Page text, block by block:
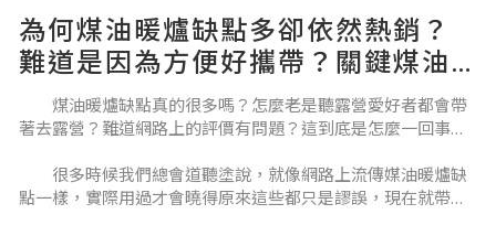
📍攤位號碼：B004
–
森之露將大坪數展出，絕對讓各位收穫滿滿回家! 優惠也絕對
打到骨折!
4天展期將推出專屬活動
為何煤油暖爐缺點多卻依然熱銷？
難道是因為方便好攜帶？關鍵煤油
暖爐優點報你知！
煤油暖爐缺點真的很多嗎？怎麼老是聽露營愛好者都會帶
著去露營？難道網路上的評價有問題？這到底是怎麼一回事…
很多時候我們總會道聽塗說，就像網路上流傳媒油暖爐缺
點一樣，實際用過才會曉得原來這些都只是謬誤，現在就帶大